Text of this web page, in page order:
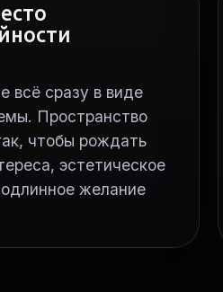
всё сразу в виде
Пространство
чтобы рождать
эстетическое
желание